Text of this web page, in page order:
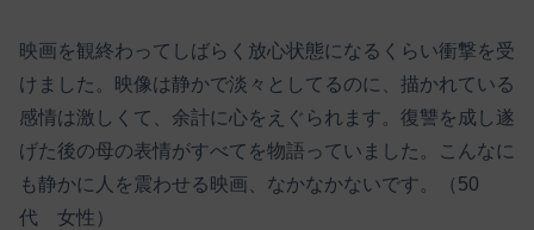
映画を観終わってしばらく放心状態になるくらい衝撃を受
けました。映像は静かで淡々としてるのに、描かれている
感情は激しくて、余計に心をえぐられます。復讐を成し遂
げた後の母の表情がすべてを物語っていました。こんなに
も静かに人を震わせる映画、なかなかないです。（50
代 女性）